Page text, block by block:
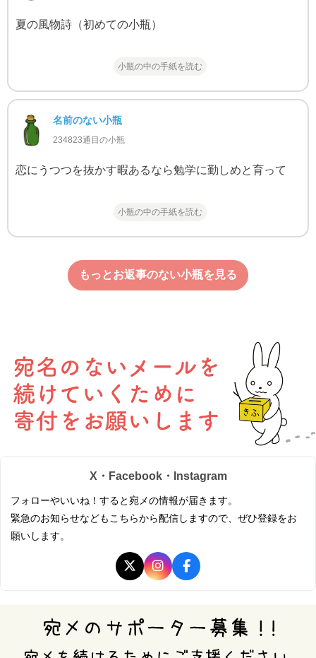
夏の風物詩（初めての小瓶）
小瓶の中の手紙を読む
名前のない小瓶
234823通目の小瓶
恋にうつつを抜かす暇あるなら勉学に勤しめと育って
小瓶の中の手紙を読む
もっとお返事のない小瓶を見る
X・Facebook・Instagram
フォローやいいね！すると宛メの情報が届きます。
緊急のお知らせなどもこちらから配信しますので、ぜひ登録をお
願いします。